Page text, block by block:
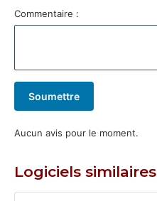
Commentaire :
Soumettre
Aucun avis pour le moment.
Logiciels similaires